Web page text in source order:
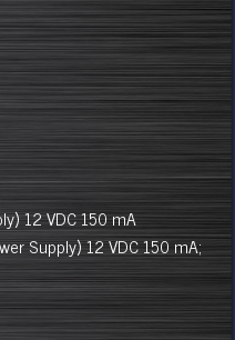
12 VDC 150 mA
Supply) 12 VDC 150 mA;